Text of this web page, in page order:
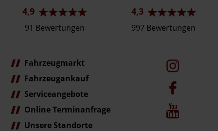
4,9
91 Bewertungen
4,3
997 Bewertungen
Fahrzeugmarkt
Fahrzeugankauf
Serviceangebote
Online Terminanfrage
Unsere Standorte